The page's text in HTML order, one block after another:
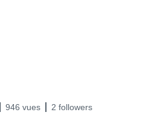
946 vues 2 followers